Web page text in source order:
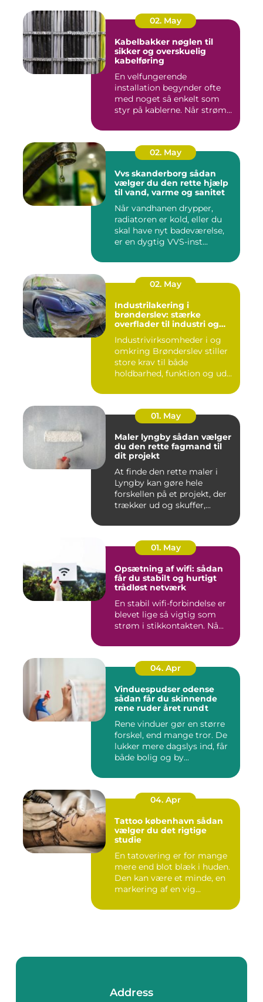
02. May
Kabelbakker nøglen til
sikker og overskuelig
kabelføring
En velfungerende
installation begynder ofte
med noget så enkelt som
styr på kablerne. Når strøm-,
02. May
Vvs skanderborg sådan
vælger du den rette hjælp
til vand, varme og sanitet
Når vandhanen drypper,
radiatoren er kold, eller du
skal have nyt badeværelse,
er en dygtig VVS-inst...
02. May
Industrilakering i
brønderslev: stærke
overflader til industri og
Industrivirksomheder i og
omkring Brønderslev stiller
store krav til både
holdbarhed, funktion og ud...
01. May
Maler lyngby sådan vælger
du den rette fagmand til
dit projekt
At finde den rette maler i
Lyngby kan gøre hele
forskellen på et projekt, der
trækker ud og skuffer,...
01. May
Opsætning af wifi: sådan
får du stabilt og hurtigt
trådløst netværk
En stabil wifi-forbindelse er
blevet lige så vigtig som
strøm i stikkontakten. Nå...
04. Apr
Vinduespudser odense
sådan får du skinnende
rene ruder året rundt
Rene vinduer gør en større
forskel, end mange tror. De
lukker mere dagslys ind, får
både bolig og by...
04. Apr
Tattoo københavn sådan
vælger du det rigtige
studie
En tatovering er for mange
mere end blot blæk i huden.
Den kan være et minde, en
markering af en vig...
Address